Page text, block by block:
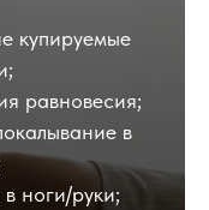
купируемые
равновесия;
в
ноги/руки;